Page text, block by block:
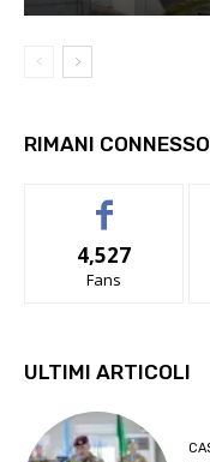
RIMANI CONNESSO
4,527
Fans
ULTIMI ARTICOLI